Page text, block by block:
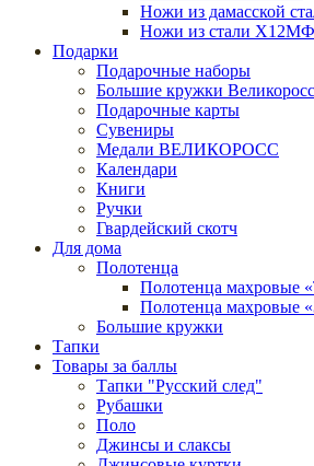
Ножи из дамасской
Ножи из стали Х12МФ
Подарки
Подарочные наборы
Большие кружки Великоросс
Подарочные карты
Сувениры
Медали ВЕЛИКОРОСС
Календари
Книги
Ручки
Гвардейский скотч
Для дома
Полотенца
Полотенца махровые
Полотенца махровые
Большие кружки
Тапки
Товары за баллы
Тапки "Русский след"
Рубашки
Поло
Джинсы и слаксы